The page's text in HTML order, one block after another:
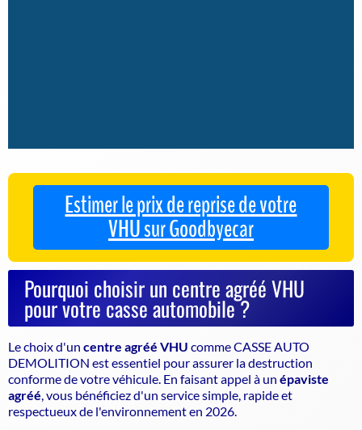
Estimer le prix de reprise de votre
VHU sur Goodbyecar
Pourquoi choisir un centre agréé VHU
pour votre casse automobile ?
Le choix d'un centre agréé VHU comme CASSE AUTO
DEMOLITION est essentiel pour assurer ladestruction
conforme de votre véhicule . En faisant appel à un épaviste
agréé , vous bénéficiez d'un service simple, rapide et
respectueux de l'environnement en 2026.